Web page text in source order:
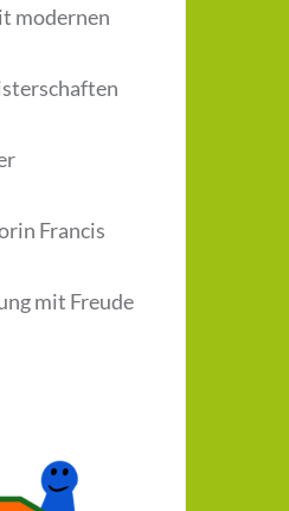
modernen
Francis
mit Freude